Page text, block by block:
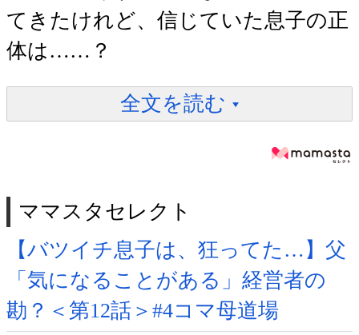
てきたけれど、信じていた息子の正
体は……？
全文を読む
ママスタセレクト
【バツイチ息子は、狂ってた…】父
「気になることがある」経営者の
勘？＜第12話＞#4コマ母道場